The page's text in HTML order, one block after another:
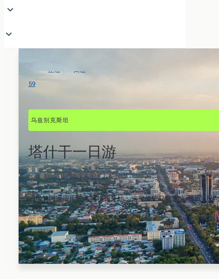
旅游 一日游
59
乌兹别克斯坦
塔什干一日游
清晨从国家应用艺术博物馆开始，这里传统乌兹别克手工艺品
高楼大厦。.